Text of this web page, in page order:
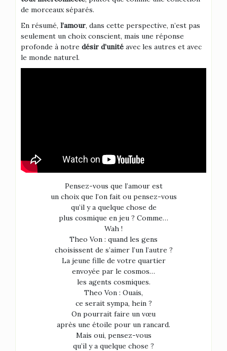
de morceaux séparés.
En résumé, l’amour, dans cette perspective, n’est pas
seulement un choix conscient, mais une réponse
profonde à notre désir d’unité avec les autres et avec
le monde naturel.
Pensez-vous que l’amour est
un choix que l’on fait ou pensez-vous
qu’il y a quelque chose de
plus cosmique en jeu ? Comme…
Wah !
Theo Von : quand les gens
choisissent de s’aimer l’un l’autre ?
La jeune fille de votre quartier
envoyée par le cosmos…
les agents cosmiques.
Theo Von : Ouais,
ce serait sympa, hein ?
On pourrait faire un vœu
après une étoile pour un rancard.
Mais oui, pensez-vous
qu’il y a quelque chose ?